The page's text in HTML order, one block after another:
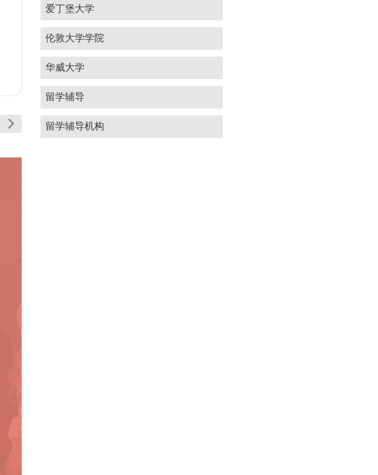
爱丁堡大学
伦敦大学学院
华威大学
留学辅导
留学辅导机构